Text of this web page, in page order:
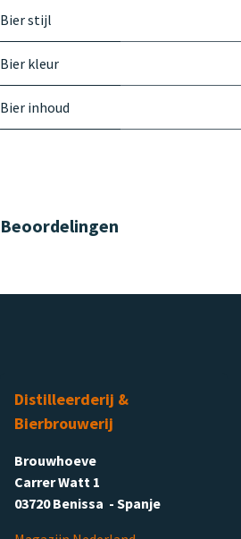
Bier stijl
Bier kleur
Bier inhoud
Beoordelingen
Distilleerderij &
Bierbrouwerij
Brouwhoeve
Carrer Watt 1
03720 Benissa - Spanje